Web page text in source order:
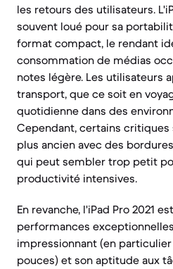
les retours des utilisateurs.
souvent loué pour sa
format compact, le rendant
consommation de médias
notes légère. Les utilisateurs
transport, que ce soit en
quotidienne dans des
Cependant, certains
plus ancien avec des
qui peut sembler trop petit
productivité intensives.
En revanche, l'iPad Pro 2021
performances
impressionnant (en particulier
pouces) et son aptitude aux